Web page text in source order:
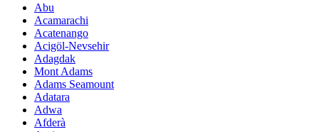
Abu
Acamarachi
Acatenango
Acigöl-Nevsehir
Adagdak
Mont Adams
Adams Seamount
Adatara
Adwa
Afderà